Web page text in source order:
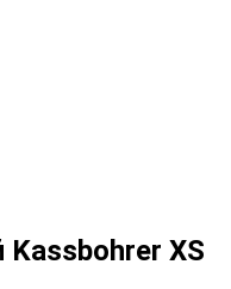
XS